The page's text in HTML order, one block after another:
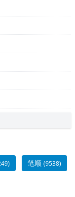
笔顺 (9538)